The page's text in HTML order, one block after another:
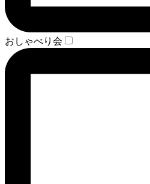
おしゃべり会